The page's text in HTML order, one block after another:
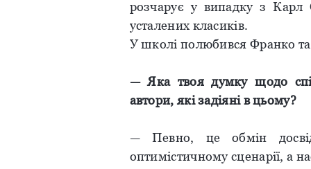
розчарує у випадку з Карл
усталених класиків.
У школі полюбився Франко та
—Яка твоя думку щодо
автори, які задіянівцьому?
— Певно, це обмін
оптимістичному сценарії, а